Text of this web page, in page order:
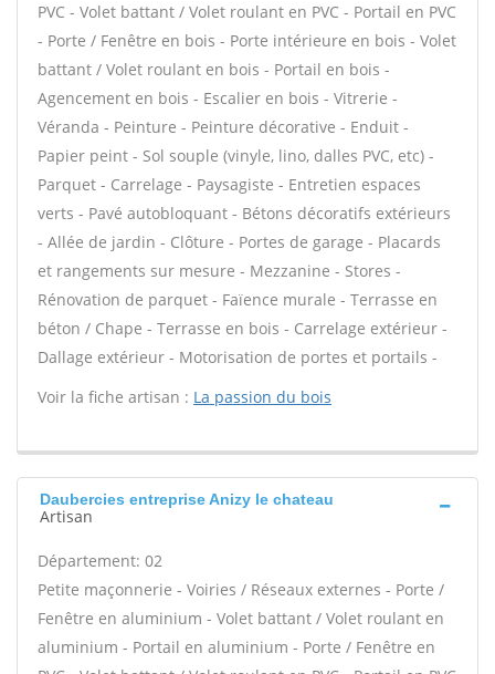
PVC - Volet battant / Volet roulant en PVC - Portail en PVC
- Porte / Fenêtre en bois - Porte intérieure en bois - Volet
battant / Volet roulant en bois - Portail en bois -
Agencement en bois - Escalier en bois - Vitrerie -
Véranda - Peinture - Peinture décorative - Enduit -
Papier peint - Sol souple (vinyle, lino, dalles PVC, etc) -
Parquet - Carrelage - Paysagiste - Entretien espaces
verts - Pavé autobloquant - Bétons décoratifs extérieurs
- Allée de jardin - Clôture - Portes de garage - Placards
et rangements sur mesure - Mezzanine - Stores -
Rénovation de parquet - Faïence murale - Terrasse en
béton / Chape - Terrasse en bois - Carrelage extérieur -
Dallage extérieur - Motorisation de portes et portails -
Voir la fiche artisan : La passion du bois
Daubercies entreprise Anizy le chateau
Artisan
Département: 02
Petite maçonnerie - Voiries / Réseaux externes - Porte /
Fenêtre en aluminium - Volet battant / Volet roulant en
aluminium - Portail en aluminium - Porte / Fenêtre en